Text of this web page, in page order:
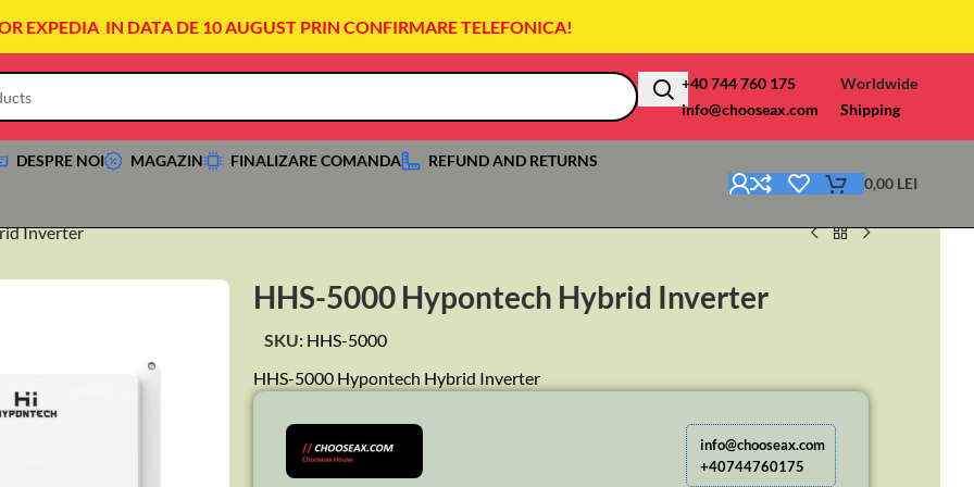
EXPEDIA IN DATA DE 10 AUGUST PRIN CONFIRMARE TELEFONICA!
+40 744 760 175
info@chooseax.com
Worldwide
Shipping
DESPRE NOI MAGAZIN FINALIZARE COMANDA REFUND AND RETURNS
0,00 LEI
Inverter
HHS-5000 Hypontech Hybrid Inverter
SKU: HHS-5000
HHS-5000 Hypontech Hybrid Inverter
info@chooseax.com
+40744760175